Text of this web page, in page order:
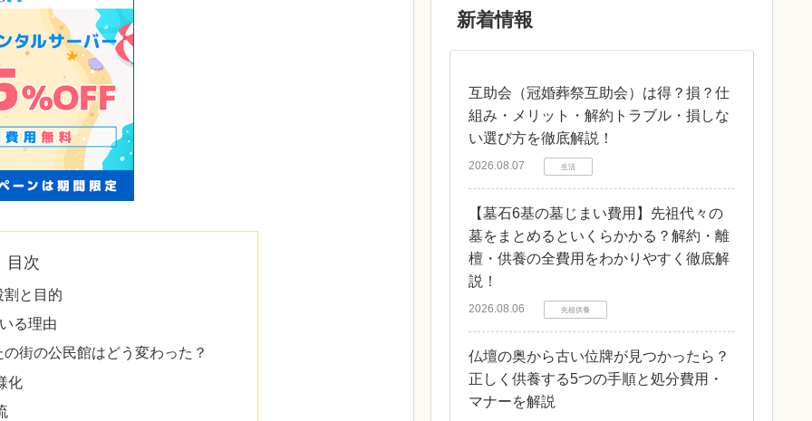
目次
割と目的
る理由
街の公民館はどう変わった？
化
新着情報
互助会（冠婚葬祭互助会）は得？損？仕
組み・メリット・解約トラブル・損しな
い選び方を徹底解説！
2026.08.07 生活
【墓石6基の墓じまい費用】先祖代々の
墓をまとめるといくらかかる？解約・離
檀・供養の全費用をわかりやすく徹底解
説！
2026.08.06 先祖供養
仏壇の奥から古い位牌が見つかったら？
正しく供養する5つの手順と処分費用・
マナーを解説